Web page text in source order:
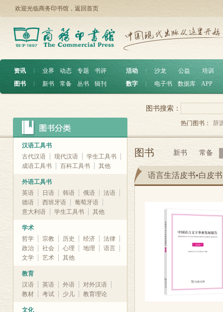
欢迎光临商务印书馆， 返回首页
资讯 ︱ 业界 动态 专题
书评
图书
︱ 新书 常备 丛书 辑刊
活动 沙龙 公益
培训
数字
电子书 数据库 APP
汉语工具书
古代汉语
现代汉语
学生工具书
成语工具书
百科工具书 其他
外语工具书
英语
日语 韩语 俄语
法语
德语
西班牙语
葡萄牙语
意大利语
学生工具书 其他
学术
哲学
宗教 历史 经济
法律
政治
社会 心理 地理
语言
文学
艺术 其他
教育
汉语
英语 外语
对外汉语
教材
考试 少儿 教育理论
文化
图书搜索：
热门图书： 辞
图书 新书 常备
语言生活皮书•白皮书